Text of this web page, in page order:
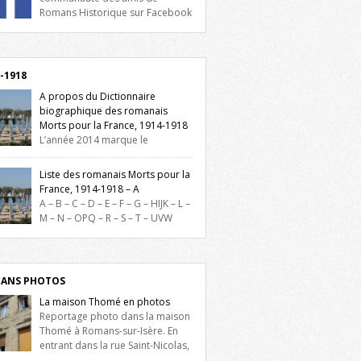
Romans Historique sur Facebook
1918
A propos du Dictionnaire
biographique des romanais
Morts pour la France, 1914-1918
L’année 2014 marque le
du début de la Première Guerre
et ce dictionnaire biographique veut
hommage aux romanais Morts pour la
durant ce conflit. La base de cette
historique est constituée des noms
sur les plaques commémoratives de
de Ville, du lycée du Dauphiné et du
Liste des romanais Morts pour la
France, 1914-1918 – A
A – B – C – D – E – F – G – HIJK – L –
M – N – OPQ – R – S – T – UVW
lettre. Liste des romanais […]
PHOTOS
La maison Thomé en photos
Reportage photo dans la maison
Thomé à Romans-sur-Isère. En
entrant dans la rue Saint-Nicolas,